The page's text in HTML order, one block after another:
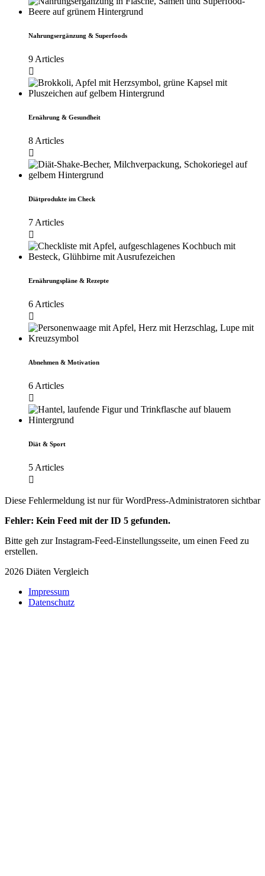
Nahrungsergänzung & Superfoods
9 Articles
Ernährung & Gesundheit
8 Articles
Diätprodukte im Check
7 Articles
Ernährungspläne & Rezepte
6 Articles
Abnehmen & Motivation
6 Articles
Diät & Sport
5 Articles
Diese Fehlermeldung ist nur für WordPress-Administratoren sichtbar
Fehler: Kein Feed mit der ID 5 gefunden.
Bitte geh zur Instagram-Feed-Einstellungsseite, um einen Feed zu
erstellen.
2026 Diäten Vergleich
Impressum
Datenschutz